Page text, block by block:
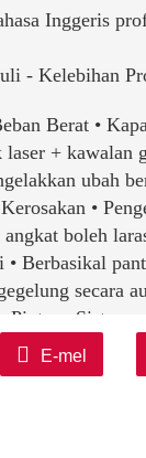
Inggeris
- Kelebihan
Berat •
+ kawalan
ubah
•
boleh
Berbasikal
secara
Pintar •
dengan
• Berbilang
gred tentera:
E-mel